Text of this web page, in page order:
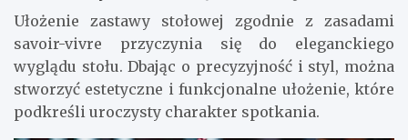
Ułożenie zastawy stołowej zgodnie z zasadami
savoir-vivre przyczynia się do eleganckiego
wyglądu stołu. Dbając o precyzyjność i styl, można
stworzyć estetyczne i funkcjonalne ułożenie, które
podkreśli uroczysty charakter spotkania.